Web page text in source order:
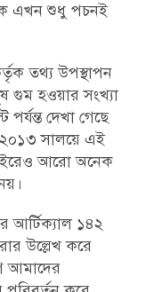
এখন শুধু পচনই
তথ্য উপস্থাপন
গুম হওয়ার সংখ্যা
দেখা গেছে
সালয়ে এই
আরো অনেক
আর্টিক্যাল ১৪২
উল্লেখ করে
আমাদের